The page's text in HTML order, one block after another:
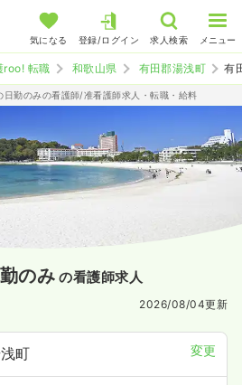
気になる 登録/ログイン 求人検索 メニュー
roo! 転職 和歌山県 有田郡湯浅町 有
日勤のみの看護師/准看護師求人・転職・給料
のみ の看護師求人
2026/08/04更新
町 変更